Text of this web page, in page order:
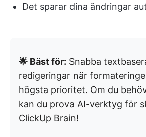
Det sparar dina ändringar
🌟 Bäst för: Snabba
redigeringar när
högsta prioritet. Om du
kan du prova AI-verktyg för
ClickUp Brain!